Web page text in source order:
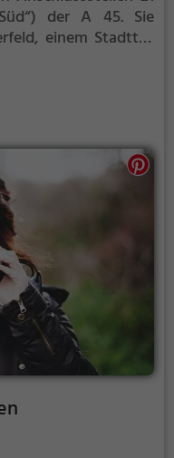
der A 45. Sie
einem Stadtteil
Die Brücke
Talbrücke Nuttlar